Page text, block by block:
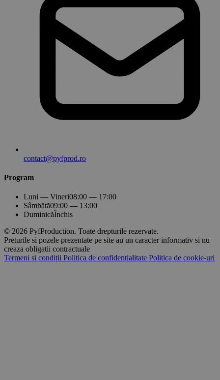
contact@pyfprod.ro
Program
Luni — Vineri08:00 — 17:00
Sâmbătă09:00 — 13:00
DuminicăÎnchis
© 2026 PyfProduction. Toate drepturile rezervate.
Preturile si pozele prezentate pe site au un caracter informativ si nu
creaza obligatii contractuale
Termeni și condiții Politica de confidențialitate Politica de cookie-uri